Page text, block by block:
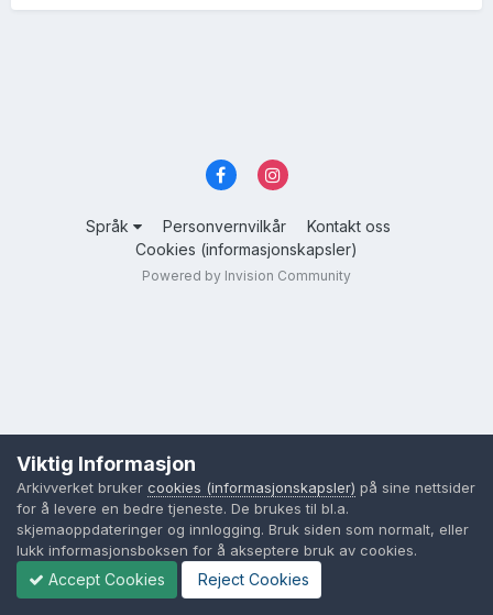
Språk Personvernvilkår
Kontakt oss
Cookies (informasjonskapsler)
Powered by Invision Community
Viktig Informasjon
Arkivverket bruker cookies (informasjonskapsler) på sine nettsider
for å levere en bedre tjeneste. De brukes til bl.a.
skjemaoppdateringer og innlogging. Bruk siden som normalt, eller
lukk informasjonsboksen for å akseptere bruk av cookies.
Accept Cookies Reject Cookies